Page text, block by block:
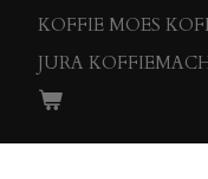
KOFFIE MOES
JURA